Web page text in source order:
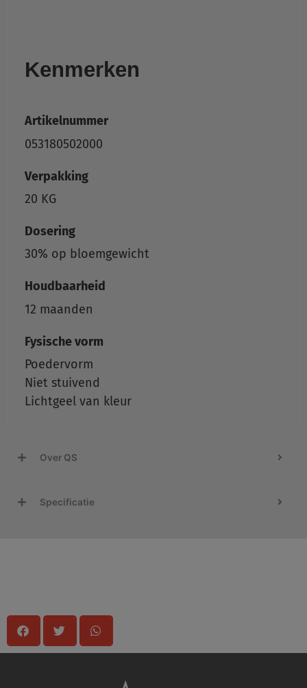
Kenmerken
Artikelnummer
053180502000
Verpakking
20 KG
Dosering
30% op bloemgewicht
Houdbaarheid
12 maanden
Fysische vorm
Poedervorm
Niet stuivend
Lichtgeel van kleur
Over QS
Specificatie